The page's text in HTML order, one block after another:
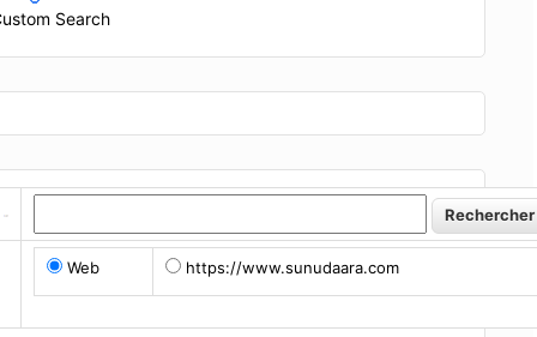
Search
Web https://www.sunudaara.com